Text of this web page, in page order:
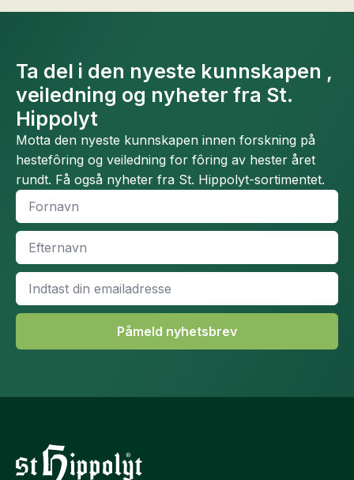
Ta del i den nyeste kunnskapen ,
veiledning og nyheter fra St.
Hippolyt
Motta den nyeste kunnskapen innen forskning på
hestefôring og veiledning for fôring av hester året
rundt. Få også nyheter fra St. Hippolyt-sortimentet.
Fornavn
Efternavn
Email
Påmeld nyhetsbrev